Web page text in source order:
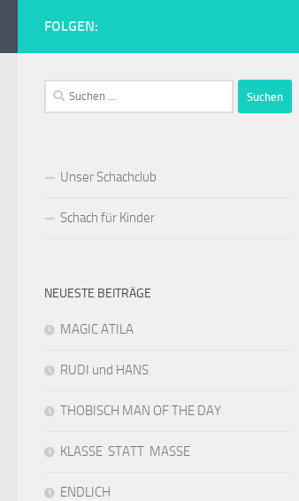
Zum Inhalt springen
FOLGEN:
Suchen
nach:
Unser Schachclub
Schach für Kinder
NEUESTE BEITRÄGE
MAGIC ATILA
RUDI und HANS
THOBISCH MAN OF THE DAY
KLASSE STATT MASSE
ENDLICH